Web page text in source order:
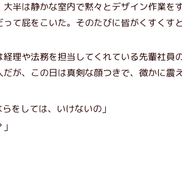
半は静かな室内で黙々とデザイン作業を
て屁をこいた。そのたびに皆がくすくす
理や法務を担当してくれている先輩社員
が、この日は真剣な顔つきで、微かに震
をしては、いけないの」